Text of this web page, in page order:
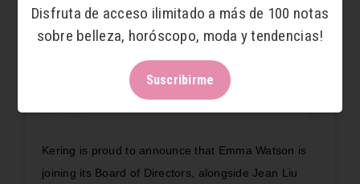
View this post on Instagram
Kering is proud to announce that Emma Watson is
joining its Board of Directors, alongside Jean Liu
Disfruta de acceso ilimitado a más de 100 notas
sobre belleza, horóscopo, moda y tendencias!
Suscribirme